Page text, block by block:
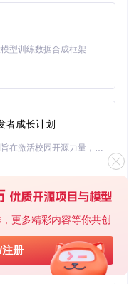
更多精彩内容等你共创
册
型训练数据合成框架
者成长计划
「源启盛夏」暑期校园开发者成长计划旨在激活校园开源力量，通过积分激励、认证扶持、资源倾斜等形式，引导高校组织和开发者完成「入驻 — 建项目 — 做贡献 — 获认证 — 得资源」的完整闭环。无论你是想带领社团入驻平台的组织者，还是希望用代码贡献证明自己的开发者，都能在这里找到属于你的成长路径。
基于Python的Xiaozhi AI，适用于想要完整Xiaozhi体验而无需拥有专用硬件的用户。